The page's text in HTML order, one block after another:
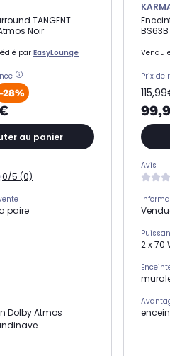
TANGENT
Noir
par EasyLounge
-28%
au panier
0/5 (0)
paire
Dolby Atmos
Vendu
Prix de
Avis
2 x 70